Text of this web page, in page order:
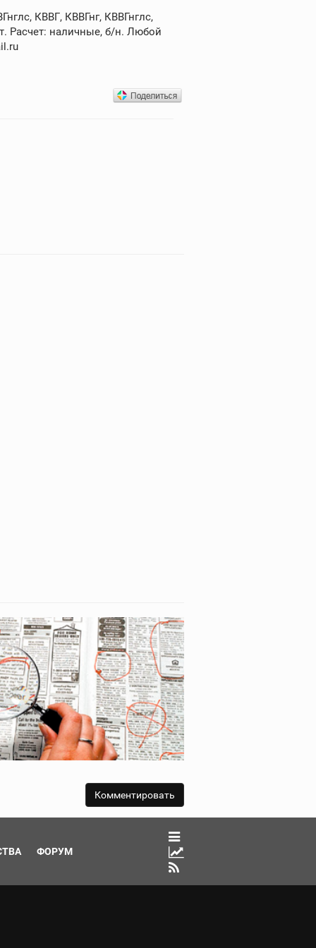
КВВГ, КВВГнг, КВВГнглс,
Расчет: наличные, б/н. Любой
ФОРУМ